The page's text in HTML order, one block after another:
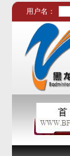
用户名：